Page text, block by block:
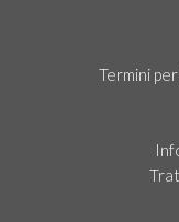
Termini